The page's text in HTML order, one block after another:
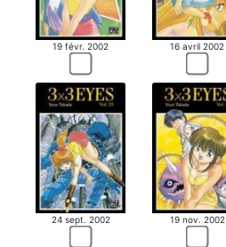
19 févr. 2002 16 avril 2002
24 sept. 2002 19 nov. 2002